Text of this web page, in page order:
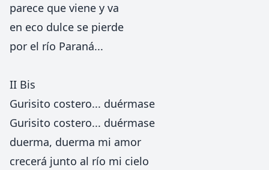
parece que viene y va
en eco dulce se pierde
por el río Paraná...
II Bis
Gurisito costero... duérmase
Gurisito costero... duérmase
duerma, duerma mi amor
crecerá junto al río mi cielo